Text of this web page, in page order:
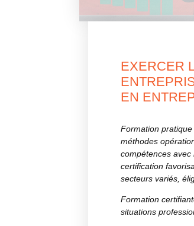
EXERCER
EN
Formation
méthodes
compétences
certification
secteurs variés,
Formation
situations